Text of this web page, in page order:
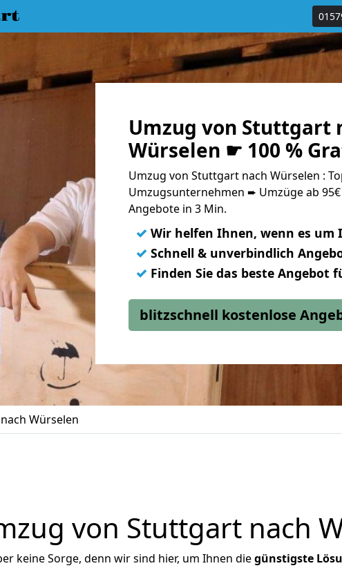
Umzug von Stuttgart
Würselen ☛ 100 %
Umzug von Stuttgart nach Würselen :
Umzugsunternehmen ➨ Umzüge ab
Angebote in 3 Min.
✓ Wir helfen Ihnen, wenn es um
✓ Schnell & unverbindlich
✓ Finden Sie das beste Angebot
blitzschnell kostenlose
Würselen
von Stuttgart nach
keine Sorge, denn wir sind hier, um Ihnen diegünstigste